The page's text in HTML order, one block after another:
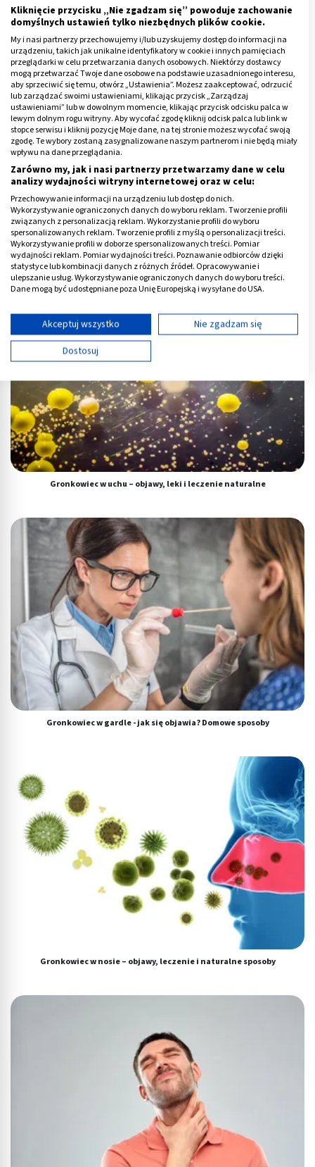
Zapalenie ucha u dziecka - jakie ma objawy i jak je rozpoznać?
Torbiel w zatoce szczękowej: jak się objawia? Domowe sposoby
Gronkowiec w uchu – objawy, leki i leczenie naturalne
Gronkowiec w gardle - jak się objawia? Domowe sposoby
Gronkowiec w nosie – objawy, leczenie i naturalne sposoby
Kliknięcie przycisku „Nie zgadzam się” powoduje zachowanie
domyślnych ustawień tylko niezbędnych plików cookie.
My i nasi partnerzy przechowujemy i/lub uzyskujemy dostęp do informacji na
urządzeniu, takich jak unikalne identyfikatory w cookie i innych pamięciach
przeglądarki w celu przetwarzania danych osobowych. Niektórzy dostawcy
mogą przetwarzać Twoje dane osobowe na podstawie uzasadnionego interesu,
aby sprzeciwić się temu, otwórz „Ustawienia”. Możesz zaakceptować, odrzucić
lub zarządzać swoimi ustawieniami, klikając przycisk „Zarządzaj
ustawieniami” lub w dowolnym momencie, klikając przycisk odcisku palca w
lewym dolnym rogu witryny. Aby wycofać zgodę kliknij odcisk palca lub link w
stopce serwisu i kliknij pozycję Moje dane, na tej stronie możesz wycofać swoją
zgodę. Te wybory zostaną zasygnalizowane naszym partnerom i nie będą miały
wpływu na dane przeglądania.
Zarówno my, jak i nasi partnerzy przetwarzamy dane w celu
analizy wydajności witryny internetowej oraz w celu:
Przechowywanie informacji na urządzeniu lub dostęp do nich.
Wykorzystywanie ograniczonych danych do wyboru reklam. Tworzenie profili
związanych z personalizacją reklam. Wykorzystanie profili do wyboru
spersonalizowanych reklam. Tworzenie profili z myślą o personalizacji treści.
Wykorzystywanie profili w doborze spersonalizowanych treści. Pomiar
wydajności reklam. Pomiar wydajności treści. Poznawanie odbiorców dzięki
statystyce lub kombinacji danych z różnych źródeł. Opracowywanie i
ulepszanie usług. Wykorzystywanie ograniczonych danych do wyboru treści.
Dane mogą być udostępniane poza Unię Europejską i wysyłane do USA.
Wyświetl listę partnerów (11 dostawców IAB)
Używamy Twoich danych w następujących celach:
Cele przetwarzania IAB:
Przechowywanie informacji na urządzeniu lub
dostęp do nich
Wykorzystywanie ograniczonych danych do
wyboru reklam
Tworzenie profili w celu spersonalizowanych
reklam
spersonalizowanych reklam
Tworzenie profili w celu personalizacji treści
Wykorzystywanie profili w celu doboru
spersonalizowanych treści
Pomiar efektywności reklam
Pomiar efektywności treści
Rozumienie odbiorców dzięki statystyce lub
kombinacji danych z różnych źródeł
Rozwój i ulepszanie usług
Funkcje specjalne IAB:
Użycie dokładnych danych geolokalizacyjnych
Identyfikowanie urządzeń na podstawie
aktywnie żądanych informacji
Cele przetwarzania inne niż IAB:
Wydajność (Performance)
Akceptuj wszystko
Nie zgadzam się
Dostosuj